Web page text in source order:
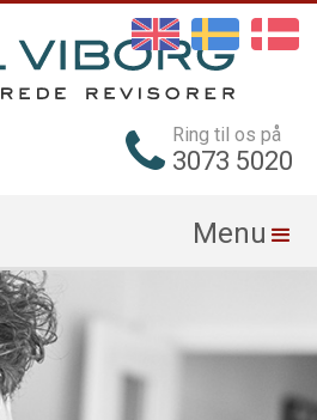
Ring til os på
3073 5020
Menu